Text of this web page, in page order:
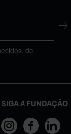
de
SIGA A FUNDAÇÃO